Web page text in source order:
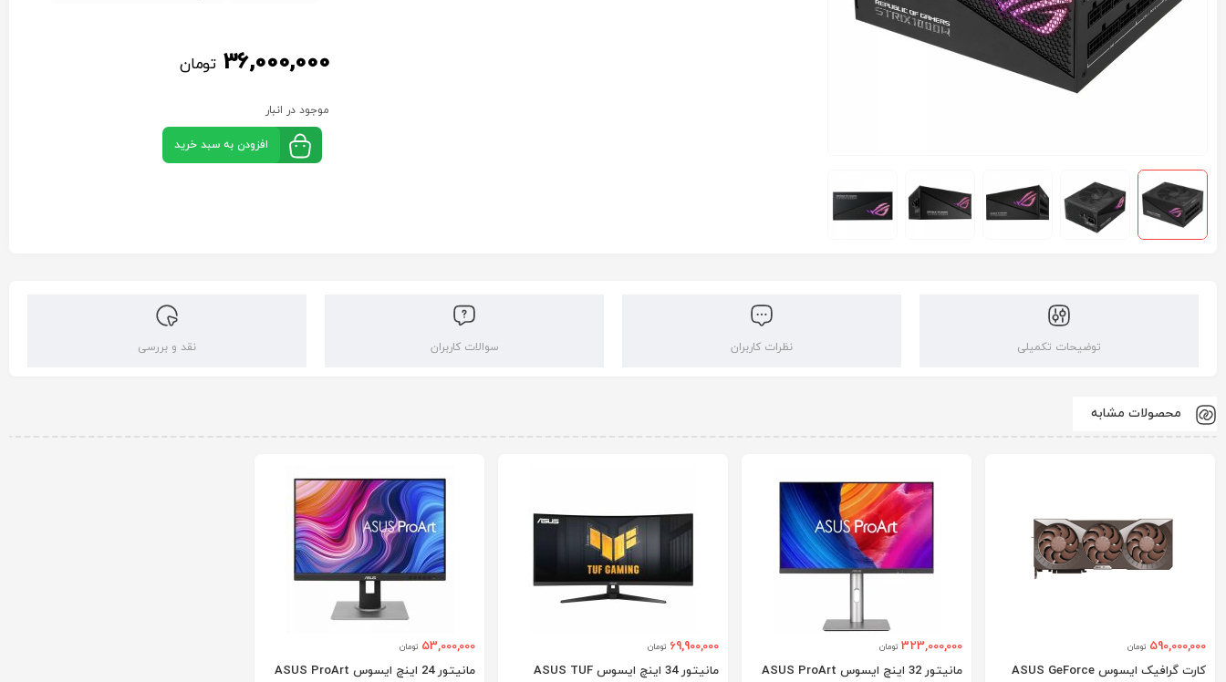
36,000,000 تومان
موجود در انبار
افزودن به سبد خرید
توضیحات تکمیلی نظرات کاربران سوالات کاربران نقد و بررسی
محصولات مشابه
590,000,000 تومان
کارت گرافیک ایسوس ASUS GeForce
323,000,000 تومان
مانیتور 32 اینچ ایسوس ASUS ProArt
69,900,000 تومان
مانیتور 34 اینچ ایسوس ASUS TUF
53,000,000 تومان
مانیتور 24 اینچ ایسوس ASUS ProArt